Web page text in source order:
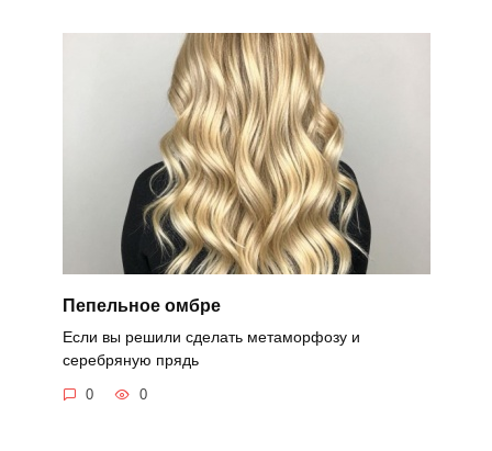
Пепельное омбре
Если вы решили сделать метаморфозу и
серебряную прядь
0 0